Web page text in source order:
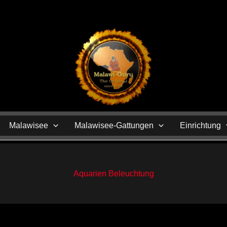
Malawisee Malawisee-Gattungen Einrichtung
Aquarien Beleuchtung